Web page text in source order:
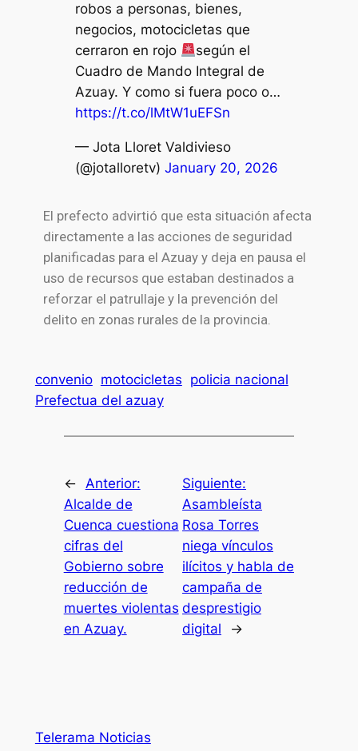
robos a personas, bienes,
negocios, motocicletas que
cerraron en rojo
según el
Cuadro de Mando Integral de
Azuay. Y como si fuera poco o…
https://t.co/lMtW1uEFSn
— Jota Lloret Valdivieso
(@jotalloretv) January 20, 2026
El prefecto advirtió que esta situación afecta
directamente a las acciones de seguridad
planificadas para el Azuay y deja en pausa el
uso de recursos que estaban destinados a
reforzar el patrullaje y la prevención del
delito en zonas rurales de la provincia.
convenio motocicletas policia nacional
Prefectua del azuay
←
Anterior:
Alcalde de
Cuenca cuestiona
cifras del
Gobierno sobre
reducción de
muertes violentas
en Azuay.
Siguiente:
Asambleísta
Rosa Torres
niega vínculos
ilícitos y habla de
campaña de
desprestigio
digital
→
Telerama Noticias